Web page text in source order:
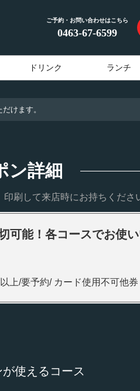
ご予約・お問い合わせはこちら
0463-67-6599
ドリンク ランチ
けます。
ン詳細
刷して来店時にお持ちくださ
可能！各コースでお使い
上/要予約/ カード使用不可他
使えるコース